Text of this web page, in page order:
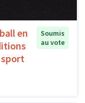
en
Soumis
au vote